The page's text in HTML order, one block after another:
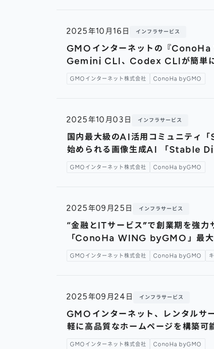
2025年10月16日 インフラサービス
GMOインターネットの『
Gemini CLI、Codex CLIが簡単に
GMOインターネット株式会社 ConoHa byGMO
2025年10月03日 インフラサービス
国内最大級のAI活用コミュニティ
始められる画像生成AI 「Stable
GMOインターネット株式会社 ConoHa byGMO
2025年09月25日 インフラサービス
“金融とITサービス”で創業期を強
「ConoHa WING byGMO」最大
GMOインターネット株式会社 ConoHa byGMO
2025年09月24日 インフラサービス
GMOインターネット、レンタル
軽に高品質なホームページを構築可
GMOインターネット株式会社 ConoHa byGMO